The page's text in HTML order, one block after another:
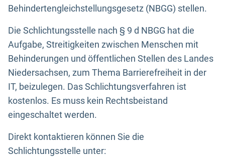
Behindertengleichstellungsgesetz (NBGG) stellen.
Die Schlichtungsstelle nach § 9 d NBGG hat die
Aufgabe, Streitigkeiten zwischen Menschen mit
Behinderungen und öffentlichen Stellen des Landes
Niedersachsen, zum Thema Barrierefreiheit in der
IT, beizulegen. Das Schlichtungsverfahren ist
kostenlos. Es muss kein Rechtsbeistand
eingeschaltet werden.
Direkt kontaktieren können Sie die
Schlichtungsstelle unter: